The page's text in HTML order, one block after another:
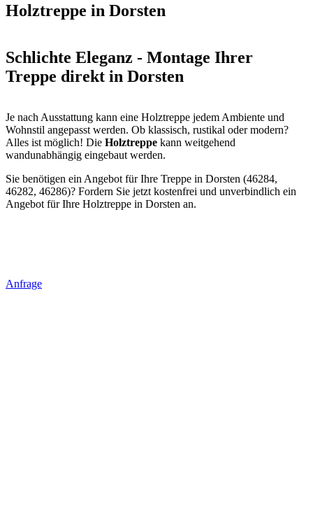
Holztreppe in Dorsten
Schlichte Eleganz - Montage Ihrer
Treppe direkt in Dorsten
Je nach Ausstattung kann eine Holztreppe jedem Ambiente und
Wohnstil angepasst werden. Ob klassisch, rustikal oder modern?
Alles ist möglich! Die Holztreppe kann weitgehend
wandunabhängig eingebaut werden.
Sie benötigen ein Angebot für Ihre Treppe in Dorsten (46284,
46282, 46286)? Fordern Sie jetzt kostenfrei und unverbindlich ein
Angebot für Ihre Holztreppe in Dorsten an.
Anfrage